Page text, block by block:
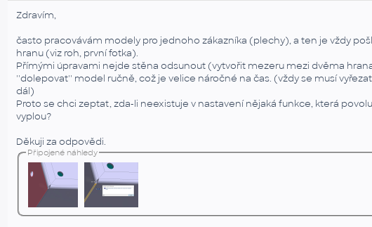
Zdravím,
často pracovávám modely pro jednoho zákazníka (plechy), a ten je vždy
hranu (viz roh, první fotka).
Přímými úpravami nejde stěna odsunout (vytvořit mezeru mezi dvěma
''dolepovat'' model ručně, což je velice náročné na čas. (vždy se musí
dál)
Proto se chci zeptat, zda-li neexistuje v nastavení nějaká funkce, která
vyplou?
Děkuji za odpovědi.
Připojené náhledy